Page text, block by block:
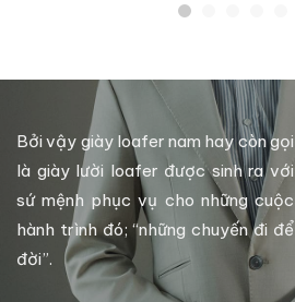
Bởi vậy giày loafer nam hay còn gọi
là giày lười loafer được sinh ra với
sứ mệnh phục vụ cho những cuộc
hành trình đó; “những chuyến đi để
đời”.